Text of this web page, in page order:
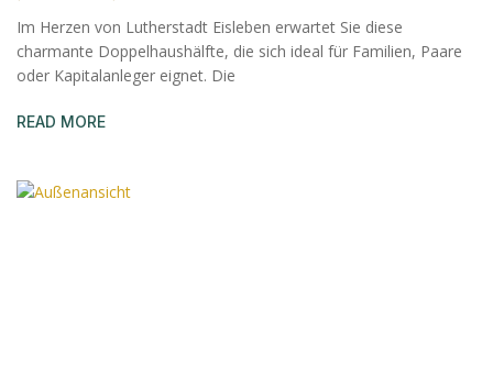
Im Herzen von Lutherstadt Eisleben erwartet Sie diese
charmante Doppelhaushälfte, die sich ideal für Familien, Paare
oder Kapitalanleger eignet. Die
READ MORE